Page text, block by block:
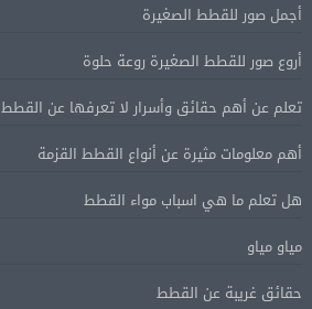
أجمل صور للقطط الصغيرة
أروع صور للقطط الصغيرة روعة حلوة
تعلم عن أهم حقائق وأسرار لا تعرفها عن القطط
أهم معلومات مثيرة عن أنواع القطط القزمة
هل تعلم ما هي اسباب مواء القطط
مياو مياو
حقائق غريبة عن القطط